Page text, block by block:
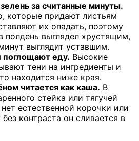
за считанные минуты.
которые придают листьям
их опадать, поэтому
полдень выглядел хрустящим,
выглядит уставшим.
поглощают еду. Высокие
тени на ингредиенты и
находится ниже края.
читается как каша. В
стейка или тягучей
естественной корочки или
контраста он сливается в